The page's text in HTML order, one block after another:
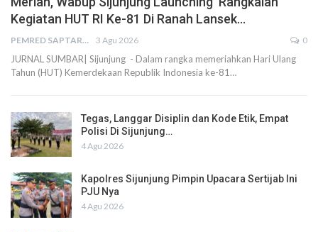
Kegiatan HUT RI Ke-81 Di Ranah Lansek…
PEMRED SAPTARIUS 3 Agu 2026 0
JURNAL SUMBAR| Sijunjung - Dalam rangka memeriahkan Hari Ulang
Tahun (HUT) Kemerdekaan Republik Indonesia ke-81…
Tegas, Langgar Disiplin dan Kode Etik, Empat
Polisi Di Sijunjung…
4 Agu 2026
Kapolres Sijunjung Pimpin Upacara Sertijab Ini
PJU Nya
4 Agu 2026